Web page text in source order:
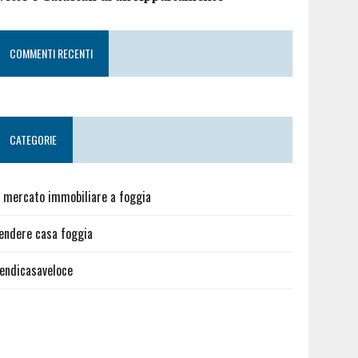
COMMENTI RECENTI
CATEGORIE
immobiliare a foggia
casa foggia